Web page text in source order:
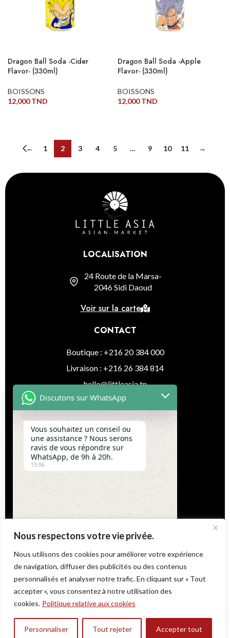
Nous respectons votre vie privée.
Nous utilisons des cookies pour améliorer votre expérience
de navigation, diffuser des publicités ou des contenus
personnalisés et analyser notre trafic. En cliquant sur « Tout
accepter », vous consentez à notre utilisation des
cookies. Politique relative aux cookies
Personnaliser Tout rejeter Accepter tout
Dragon Ball Soda -Cider
Flavor- (330ml)
BOISSONS
12,000TND
Dragon Ball Soda -Apple
Flavor- (330ml)
BOISSONS
12,000TND
← 1 2 3 4 5 … 9 10 11 →
LOCALISATION
24 Route de la Marsa-
2046 Sidi Daoud
Voir sur la carte
CONTACT
Boutique : +216 20 384 000
Livraison : +216 26 384 814
hello@littleasia.tn
SUIVEZ-NOUS
Instagram
Facebook
Tiktok
Notre espace
Contact
informations légales
0
Hide
chaty
Discutons sur WhatsApp
Vous souhaitez un conseil ou
une assistance ? Nous serons
ravis de vous répondre sur
WhatsApp, de 9h à 20h.
13:06
"+chaty_settings.lang.emoji_picker+"
WhatsApp
Message
Send
WhatsApp